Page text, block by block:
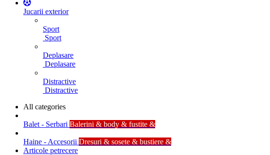
Jucarii exterior
Sport
Sport
Deplasare
Deplasare
Distractive
Distractive
All categories
Balet - Serbari Balerini & body & fustite &
Haine - Accesorii Dresuri & sosete & bustiere &
Articole petrecere